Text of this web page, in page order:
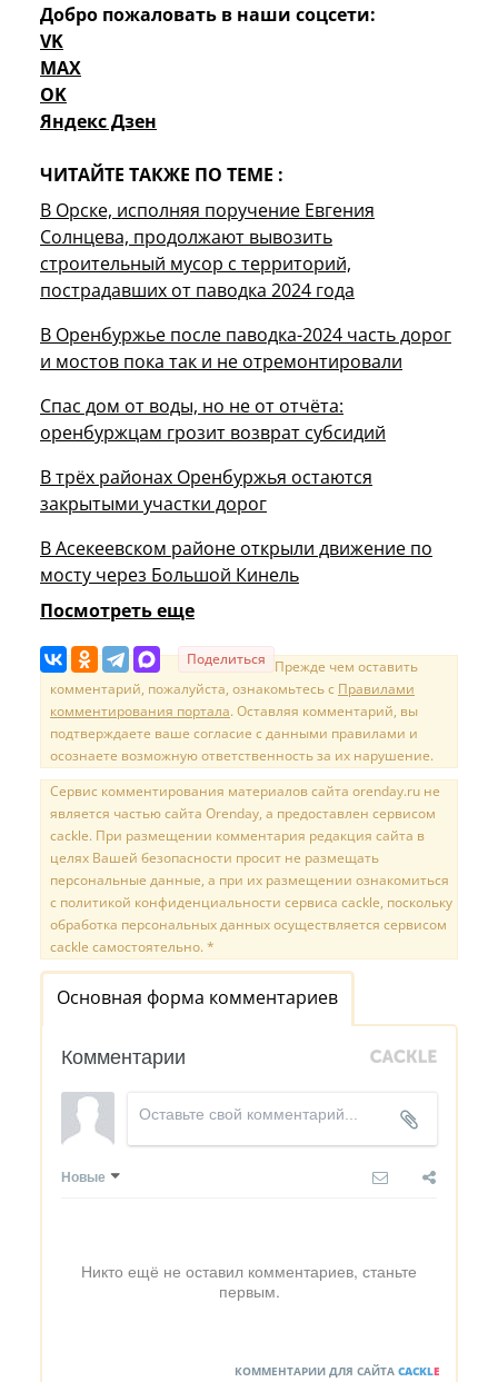
Добро пожаловать в наши соцсети:
VK
MAX
OK
Яндекс Дзен
ЧИТАЙТЕ ТАКЖЕ ПО ТЕМЕ :
В Орске, исполняя поручение Евгения
Солнцева, продолжают вывозить
строительный мусор с территорий,
пострадавших от паводка 2024 года
В Оренбуржье после паводка-2024 часть дорог
и мостов пока так и не отремонтировали
Спас дом от воды, но не от отчёта:
оренбуржцам грозит возврат субсидий
В трёх районах Оренбуржья остаются
закрытыми участки дорог
В Асекеевском районе открыли движение по
мосту через Большой Кинель
Посмотреть еще
Поделиться Прежде чем оставить
комментарий, пожалуйста, ознакомьтесь с Правилами
комментирования портала. Оставляя комментарий, вы
подтверждаете ваше согласие с данными правилами и
осознаете возможную ответственность за их нарушение.
Сервис комментирования материалов сайта orenday.ru не
является частью сайта Orenday, а предоставлен сервисом
cackle. При размещении комментария редакция сайта в
целях Вашей безопасности просит не размещать
персональные данные, а при их размещении ознакомиться
с политикой конфиденциальности сервиса cackle, поскольку
обработка персональных данных осуществляется сервисом
cackle самостоятельно. *
Основная форма комментариев
Комментарии
Новые
Никто ещё не оставил комментариев, станьте
первым.
КОММЕНТАРИИ ДЛЯ САЙТА CACKLE